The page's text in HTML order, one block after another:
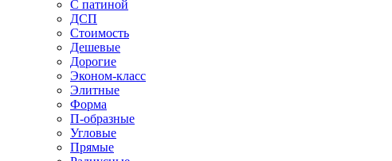
С патиной
ДСП
Стоимость
Дешевые
Дорогие
Эконом-класс
Элитные
Форма
П-образные
Угловые
Прямые